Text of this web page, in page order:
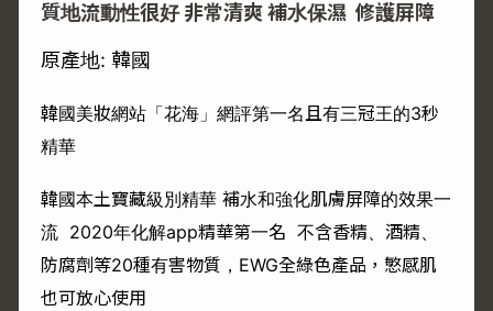
質地流動性很好 非常清爽 補水保濕 修護屏障
原產地: 韓國
韓國美妝網站「花海」網評第一名且有三冠王的3秒
精華
韓國本土寶藏級別精華 補水和強化肌膚屏障的效果一
流 2020年化解app精華第一名 不含香精、酒精、
防腐劑等20種有害物質，EWG全綠色產品，慜感肌
也可放心使用